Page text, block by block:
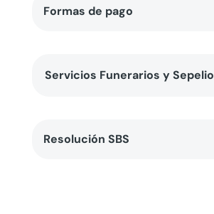
Formas de pago
Servicios Funerarios y Sepelio
Resolución SBS